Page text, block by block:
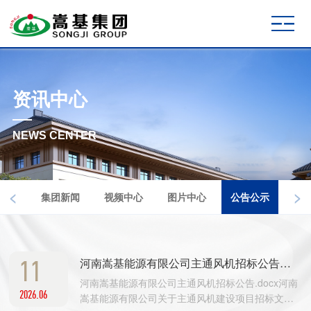
资讯中心
NEWS CENTER
集团新闻 视频中心 图片中心 公告公示
< >
11
2026.06
河南嵩基能源有限公司主通风机招标公告及文件
河南嵩基能源有限公司主通风机招标公告.docx河南
嵩基能源有限公司关于主通风机建设项目招标文